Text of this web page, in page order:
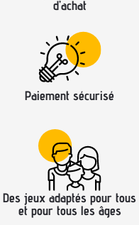
d’achat
Paiement sécurisé
Des jeux adaptés pour tous
et pour tous les âges